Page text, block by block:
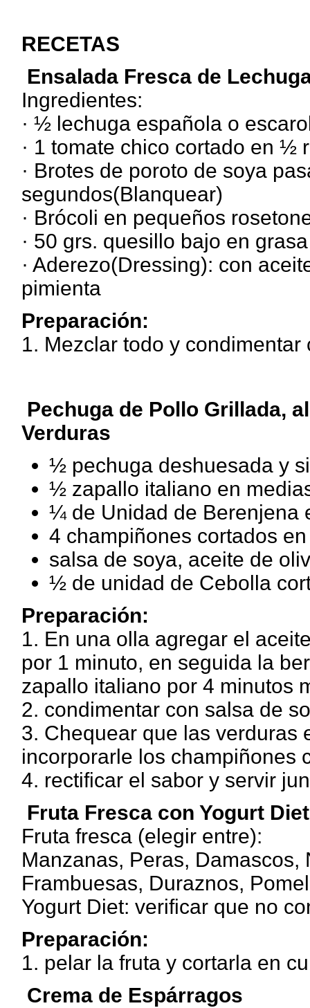
RECETAS
Ensalada Fresca de
Ingredientes:
· ½ lechuga española o
· 1 tomate chico cortado en ½
· Brotes de poroto de soya
segundos(Blanquear)
· Brócoli en pequeños
· 50 grs. quesillo bajo en grasa
· Aderezo(Dressing): con
pimienta
Preparación:
1. Mezclar todo y
Pechuga de Pollo Grillada,
Verduras
½ pechuga deshuesada y
½ zapallo italiano en
¼ de Unidad de Berenjena
4 champiñones cortados
salsa de soya, aceite de
½ de unidad de Cebolla
Preparación:
1. En una olla agregar el
por 1 minuto, en seguida la
zapallo italiano por 4 minutos
2. condimentar con salsa de
3. Chequear que las verduras
incorporarle los champiñones
4. rectificar el sabor y servir
Fruta Fresca con Yogurt Diet
Fruta fresca (elegir entre):
Manzanas, Peras,
Frambuesas, Duraznos,
Yogurt Diet: verificar que no
Preparación:
1. pelar la fruta y cortarla en
Crema de Espárragos